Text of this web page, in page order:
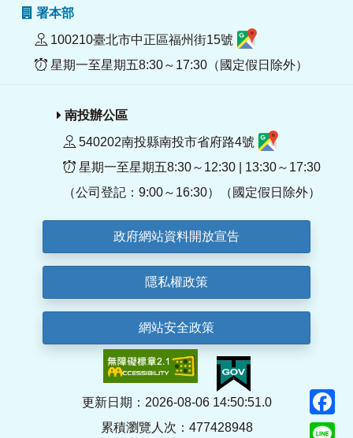
署本部
100210臺北市中正區福州街15號
星期一至星期五8:30～17:30（國定假日除外）
南投辦公區
540202南投縣南投市省府路4號
星期一至星期五8:30～12:30 | 13:30～17:30
（公司登記：9:00～16:30）（國定假日除外）
政府網站資料開放宣告
隱私權政策
網站安全政策
更新日期：2026-08-06 14:50:51.0
累積瀏覽人次：477428948